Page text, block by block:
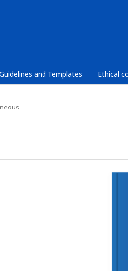
Guidelines and Templates Ethical